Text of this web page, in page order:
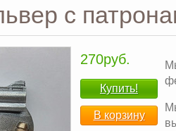
с
270руб.
Купить!
В корзину